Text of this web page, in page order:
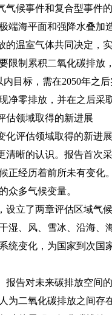
气候事件和复合型事件
端海平面和强降水叠加
的温室气体共同决定，
限制累积二氧化碳排
目标，需在2050年之
净零排放，并在之后采
估领域取得的新进展
评估领域取得的新进展
清晰的认识。报告首次
正经历着前所未有变化
众多气候变量。
设立了两章评估区域气
湿、风、雪冰、沿海、
统变化，为国家到次国
报告对未来碳排放空间
为二氧化碳排放之间存